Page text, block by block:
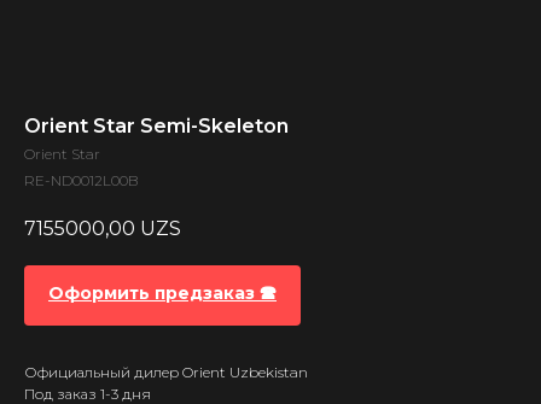
Orient Star Semi-Skeleton
Orient Star
RE-ND0012L00B
7155000,00 UZS
Оформить предзаказ 🕿
Официальный дилер Orient Uzbekistan
Под заказ 1-3 дня